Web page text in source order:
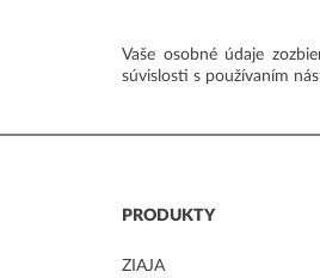
Vaše osobné údaje
súvislosti s používaním
PRODUKTY
ZIAJA